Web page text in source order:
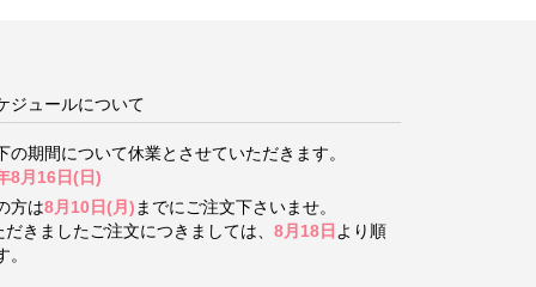
ジュールについて
の期間について休業とさせていただきます。
8月16日(日)
方は8月10日(月)までにご注文下さいませ。
きましたご注文につきましては、 8月18日 より順